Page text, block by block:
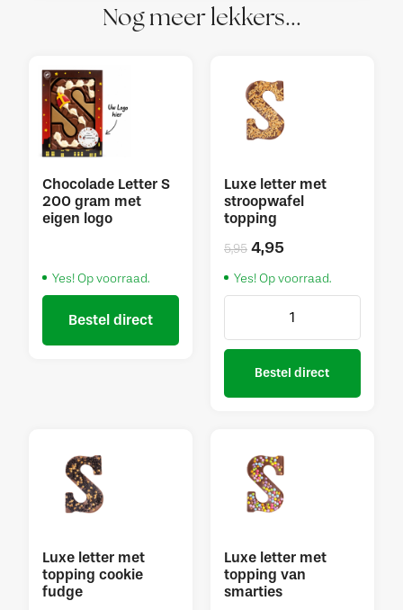
Nog meer lekkers...
Chocolade Letter S
200 gram met
eigen logo
Yes! Op voorraad.
Bestel direct
Luxe letter met
stroopwafel
topping
5,95 4,95
Yes! Op voorraad.
Bestel direct
Luxe letter met
topping cookie
fudge
Luxe letter met
topping van
smarties